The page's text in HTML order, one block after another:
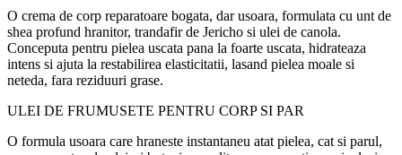
O crema de corp reparatoare bogata, dar usoara, formulata cu unt de
shea profund hranitor, trandafir de Jericho si ulei de canola.
Conceputa pentru pielea uscata pana la foarte uscata, hidrateaza
intens si ajuta la restabilirea elasticitatii, lasand pielea moale si
neteda, fara reziduuri grase.
ULEI DE FRUMUSETE PENTRU CORP SI PAR
O formula usoara care hraneste instantaneu atat pielea, cat si parul,